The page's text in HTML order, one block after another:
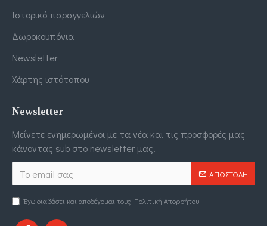
Ιστορικό παραγγελιών
Δωροκουπόνια
Newsletter
Χάρτης ιστότοπου
Newsletter
Μείνετε ενημερωμένοι με τα νέα και τις προσφορές μας
κάνοντας sub στο newsletter μας.
ΑΠΟΣΤΟΛΉ
Έχω διαβάσει και αποδέχομαι τους Πολιτική Απορρήτου